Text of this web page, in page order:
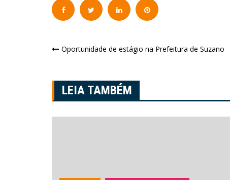
Navegação
Post
Oportunidade de estágio na Prefeitura de Suzano
LEIA TAMBÉM